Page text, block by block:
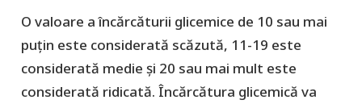
O valoare a încărcăturii glicemice de 10 sau mai
puțin este considerată scăzută, 11-19 este
considerată medie și 20 sau mai mult este
considerată ridicată. Încărcătura glicemică va